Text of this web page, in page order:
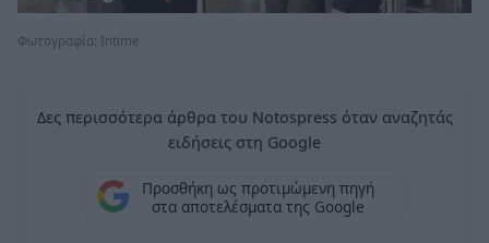
Φωτογραφία: Intime
Δες περισσότερα άρθρα του Notospress όταν αναζητάς
ειδήσεις στη Google
Προσθήκη ως προτιμώμενη πηγή
στα αποτελέσματα της Google